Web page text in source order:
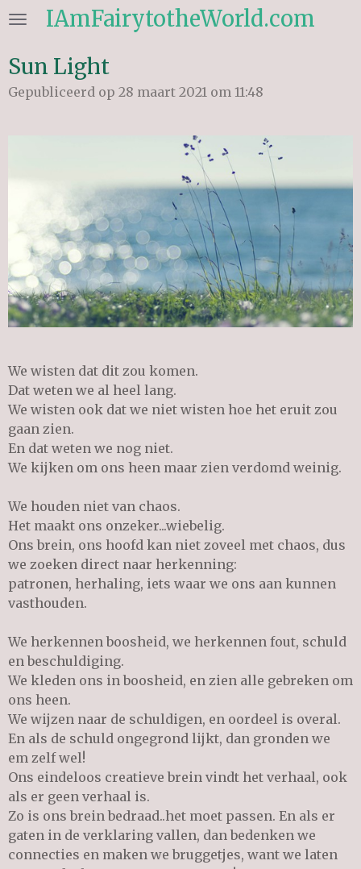
Ga
naar
de
hoofdinhoud
IAmFairytotheWorld.com
Sun Light
Gepubliceerd op 28 maart 2021 om 11:48
We wisten dat dit zou komen.
Dat weten we al heel lang.
We wisten ook dat we niet wisten hoe het eruit zou
gaan zien.
En dat weten we nog niet.
We kijken om ons heen maar zien verdomd weinig.
We houden niet van chaos.
Het maakt ons onzeker...wiebelig.
Ons brein, ons hoofd kan niet zoveel met chaos, dus
we zoeken direct naar herkenning:
patronen, herhaling, iets waar we ons aan kunnen
vasthouden.
We herkennen boosheid, we herkennen fout, schuld
en beschuldiging.
We kleden ons in boosheid, en zien alle gebreken om
ons heen.
We wijzen naar de schuldigen, en oordeel is overal.
En als de schuld ongegrond lijkt, dan gronden we
em zelf wel!
Ons eindeloos creatieve brein vindt het verhaal, ook
als er geen verhaal is.
Zo is ons brein bedraad..het moet passen. En als er
gaten in de verklaring vallen, dan bedenken we
connecties en maken we bruggetjes, want we laten